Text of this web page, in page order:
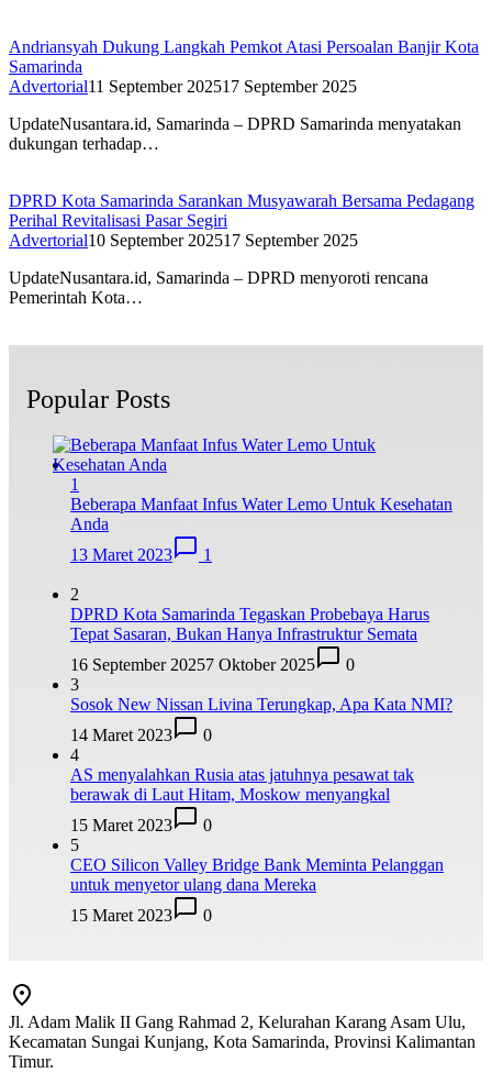
Andriansyah Dukung Langkah Pemkot Atasi Persoalan Banjir Kota
Samarinda
Advertorial11 September 202517 September 2025
UpdateNusantara.id, Samarinda – DPRD Samarinda menyatakan
dukungan terhadap…
DPRD Kota Samarinda Sarankan Musyawarah Bersama Pedagang
Perihal Revitalisasi Pasar Segiri
Advertorial10 September 202517 September 2025
UpdateNusantara.id, Samarinda – DPRD menyoroti rencana
Pemerintah Kota…
Popular Posts
1
Beberapa Manfaat Infus Water Lemo Untuk Kesehatan
Anda
13 Maret 2023
1
2
DPRD Kota Samarinda Tegaskan Probebaya Harus
Tepat Sasaran, Bukan Hanya Infrastruktur Semata
16 September 20257 Oktober 2025
0
3
Sosok New Nissan Livina Terungkap, Apa Kata NMI?
14 Maret 2023
0
4
AS menyalahkan Rusia atas jatuhnya pesawat tak
berawak di Laut Hitam, Moskow menyangkal
15 Maret 2023
0
5
CEO Silicon Valley Bridge Bank Meminta Pelanggan
untuk menyetor ulang dana Mereka
15 Maret 2023
0
Jl. Adam Malik II Gang Rahmad 2, Kelurahan Karang Asam Ulu,
Kecamatan Sungai Kunjang, Kota Samarinda, Provinsi Kalimantan
Timur.